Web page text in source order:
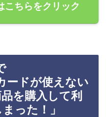
こちらをクリック
ードが使えない
を購入して利
った！」